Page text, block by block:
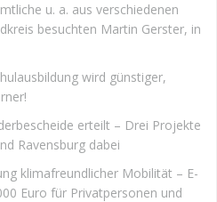
u. a. aus verschiedenen
besuchten Martin Gerster, in
wird günstiger,
erteilt – Drei Projekte
Ravensburg dabei
klimafreundlicher Mobilität – E-
Euro für Privatpersonen und